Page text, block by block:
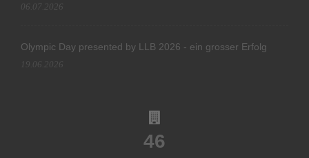
06.07.2026
Olympic Day presented by LLB 2026 - ein grosser Erfolg
19.06.2026
46